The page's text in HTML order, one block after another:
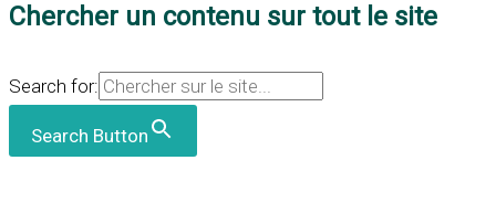
Chercher un contenu sur tout le site
Search for:
Search Button